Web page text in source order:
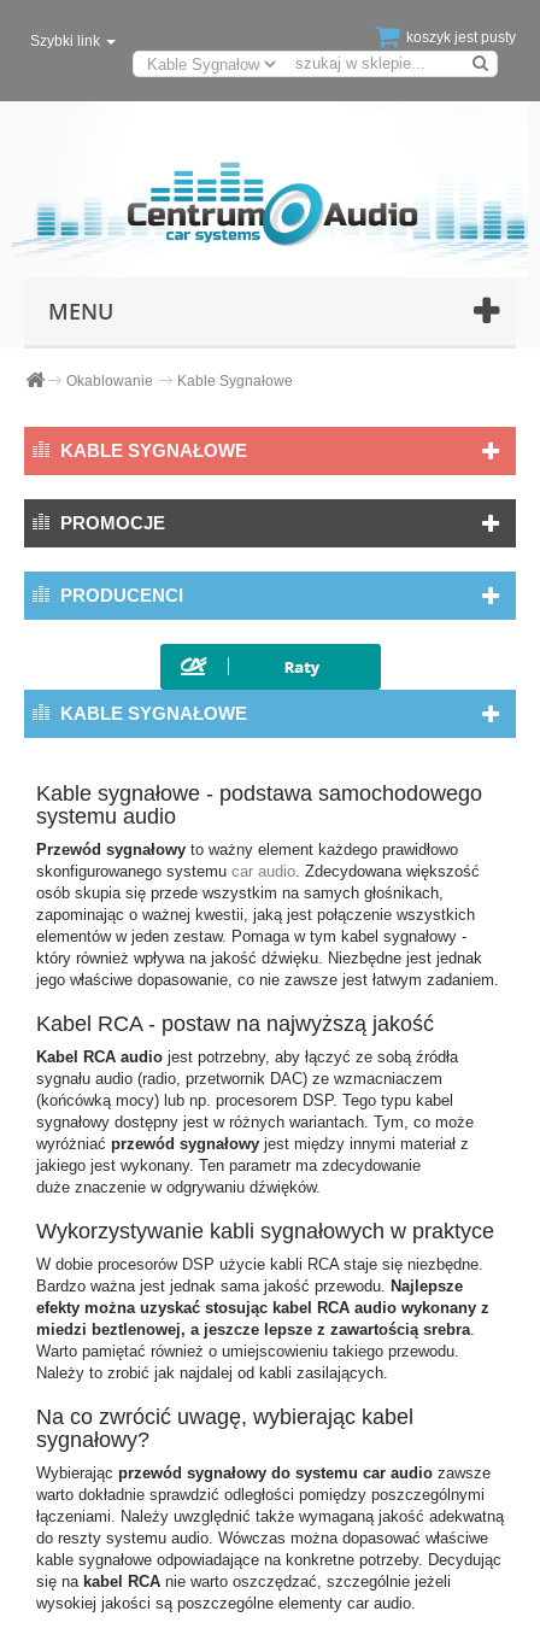
koszyk jest pusty
Szybki link
MENU
Okablowanie Kable Sygnałowe
KABLE SYGNAŁOWE
PROMOCJE
PRODUCENCI
KABLE SYGNAŁOWE
Kable sygnałowe - podstawa samochodowego
systemu audio
Przewód sygnałowy to ważny element każdego prawidłowo
skonfigurowanego systemu car audio. Zdecydowana większość
osób skupia się przede wszystkim na samych głośnikach,
zapominając o ważnej kwestii, jaką jest połączenie wszystkich
elementów w jeden zestaw. Pomaga w tym kabel sygnałowy -
który również wpływa na jakość dźwięku. Niezbędne jest jednak
jego właściwe dopasowanie, co nie zawsze jest łatwym zadaniem.
Kabel RCA - postaw na najwyższą jakość
Kabel RCA audio jest potrzebny, aby łączyć ze sobą źródła
sygnału audio (radio, przetwornik DAC) ze wzmacniaczem
(końcówką mocy) lub np. procesorem DSP. Tego typu kabel
sygnałowy dostępny jest w różnych wariantach. Tym, co może
wyróżniać przewód sygnałowy jest między innymi materiał z
jakiego jest wykonany. Ten parametr ma zdecydowanie
duże znaczenie w odgrywaniu dźwięków.
Wykorzystywanie kabli sygnałowych w praktyce
W dobie procesorów DSP użycie kabli RCA staje się niezbędne.
Bardzo ważna jest jednak sama jakość przewodu. Najlepsze
efekty można uzyskać stosując kabel RCA audio wykonany z
miedzi beztlenowej, a jeszcze lepsze z zawartością srebra.
Warto pamiętać również o umiejscowieniu takiego przewodu.
Należy to zrobić jak najdalej od kabli zasilających.
Na co zwrócić uwagę, wybierając kabel
sygnałowy?
Wybierając przewód sygnałowy do systemu car audio zawsze
warto dokładnie sprawdzić odległości pomiędzy poszczególnymi
łączeniami. Należy uwzględnić także wymaganą jakość adekwatną
do reszty systemu audio. Wówczas można dopasować właściwe
kable sygnałowe odpowiadające na konkretne potrzeby. Decydując
się na kabel RCA nie warto oszczędzać, szczególnie jeżeli
wysokiej jakości są poszczególne elementy car audio.